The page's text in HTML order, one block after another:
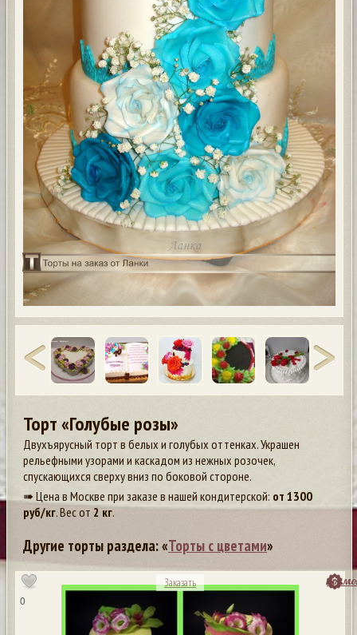
Торт «Голубые розы»
Двухъярусный торт в белых и голубых оттенках. Украшен
рельефными узорами и каскадом из нежных розочек,
спускающихся сверху вниз по боковой стороне.
➠ Цена в Москве при заказе в нашей кондитерской: от 1300
руб/кг. Вес от 2 кг.
Другие торты раздела: «Торты с цветами»
0
Заказать